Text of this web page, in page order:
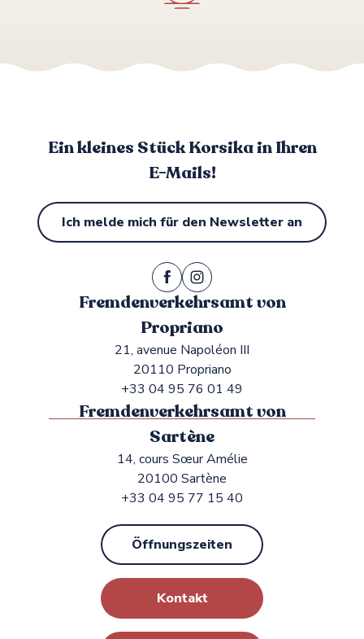
Entdeckung des Golfs von Valinco
Ein kleines Stück Korsika in Ihren
E-Mails!
Ich melde mich für den Newsletter an
Fremdenverkehrsamt von
Propriano
21, avenue Napoléon III
20110 Propriano
+33 04 95 76 01 49
Fremdenverkehrsamt von
Sartène
14, cours Sœur Amélie
20100 Sartène
+33 04 95 77 15 40
Öffnungszeiten
Kontakt